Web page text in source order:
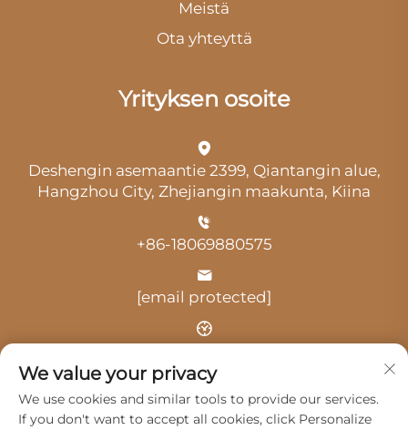
Meistä
Ota yhteyttä
Yrityksen osoite
Deshengin asemaantie 2399, Qiantangin alue,
Hangzhou City, Zhejiangin maakunta, Kiina
+86-18069880575
[email protected]
Aika: klo 9.00–18.00
We value your privacy
We use cookies and similar tools to provide our services.
If you don't want to accept all cookies, click Personalize